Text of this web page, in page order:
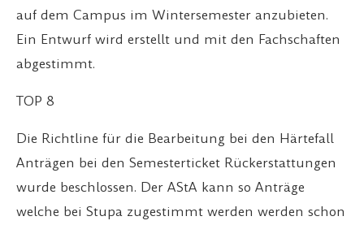
auf dem Campus im Wintersemester anzubieten.
Ein Entwurf wird erstellt und mit den Fachschaften
abgestimmt.
TOP 8
Die Richtline für die Bearbeitung bei den Härtefall
Anträgen bei den Semesterticket Rückerstattungen
wurde beschlossen. Der AStA kann so Anträge
welche bei Stupa zugestimmt werden werden schon